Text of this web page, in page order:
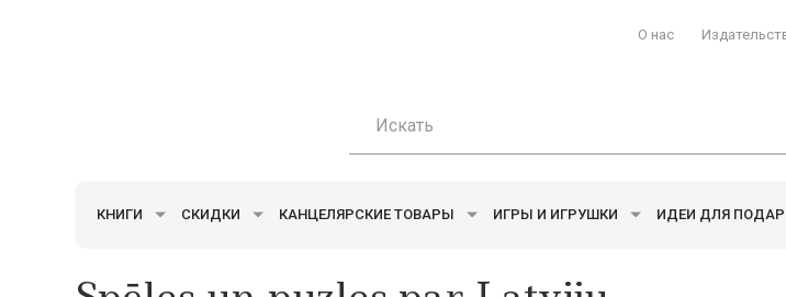
О нас
КНИГИ СКИДКИ КАНЦЕЛЯРСКИЕ ТОВАРЫ ИГРЫ И ИГРУШКИ ИДЕИ ДЛЯ